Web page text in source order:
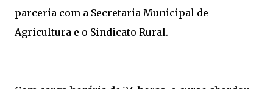
parceria com a Secretaria Municipal de
Agricultura e o Sindicato Rural.